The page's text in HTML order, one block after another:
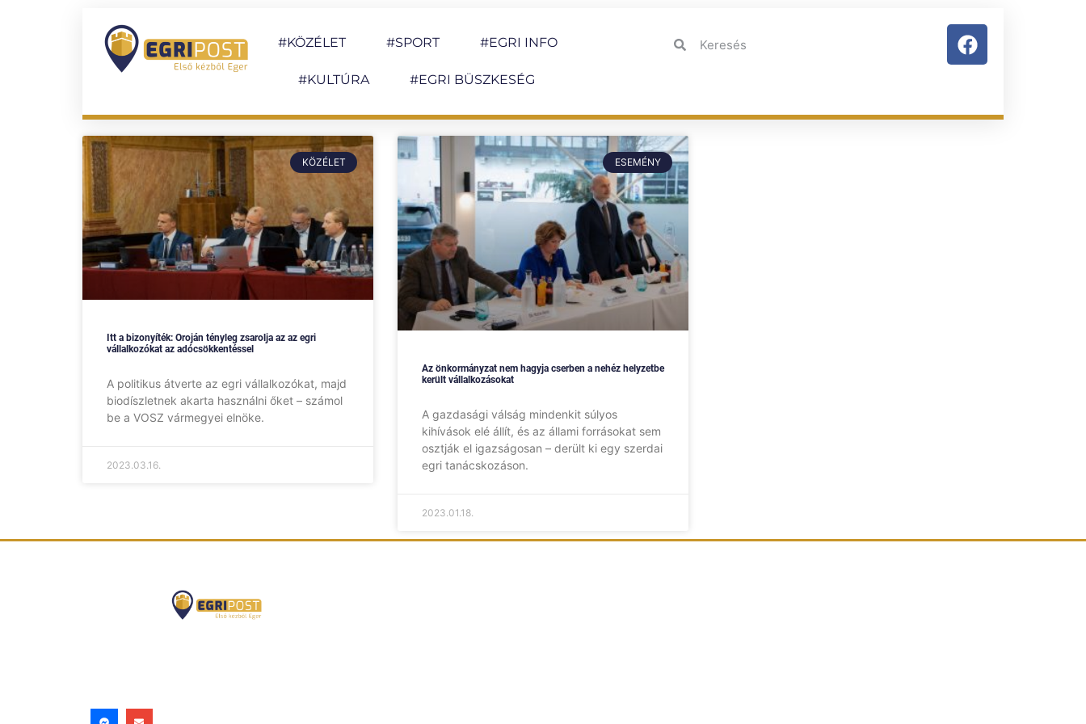
#KÖZÉLET #SPORT #EGRI INFO
#KULTÚRA #EGRI BÜSZKESÉG
KÖZÉLET
Itt a bizonyíték: Oroján tényleg zsarolja az az egri
vállalkozókat az adócsökkentéssel
A politikus átverte az egri vállalkozókat, majd
biodíszletnek akarta használni őket – számol
be a VOSZ vármegyei elnöke.
2023.03.16.
ESEMÉNY
Az önkormányzat nem hagyja cserben a nehéz helyzetbe
került vállalkozásokat
A gazdasági válság mindenkit súlyos
kihívások elé állít, és az állami forrásokat sem
osztják el igazságosan – derült ki egy szerdai
egri tanácskozáson.
2023.01.18.